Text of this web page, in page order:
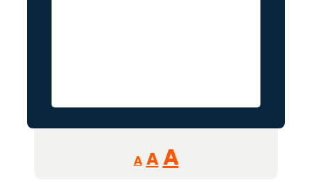
A
Reducir
tamaño
A Restablecer
AAumentar